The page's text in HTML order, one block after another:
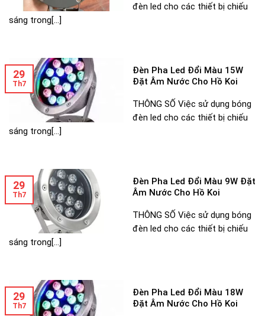
đèn led cho các thiết bị chiếu
sáng trong[...]
Đèn Pha Led Đổi Màu 15W
Đặt Âm Nước Cho Hồ Koi
THÔNG SỐ Việc sử dụng bóng
đèn led cho các thiết bị chiếu
sáng trong[...]
29
Th7
Đèn Pha Led Đổi Màu 9W Đặt
Âm Nước Cho Hồ Koi
THÔNG SỐ Việc sử dụng bóng
đèn led cho các thiết bị chiếu
sáng trong[...]
29
Th7
Đèn Pha Led Đổi Màu 18W
Đặt Âm Nước Cho Hồ Koi
29
Th7